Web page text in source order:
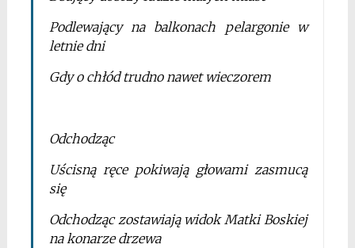
Podlewający na balkonach pelargonie w
letnie dni
Gdy o chłód trudno nawet wieczorem
Odchodząc
Uścisną ręce pokiwają głowami zasmucą
się
Odchodząc zostawiają widok Matki Boskiej
na konarze drzewa